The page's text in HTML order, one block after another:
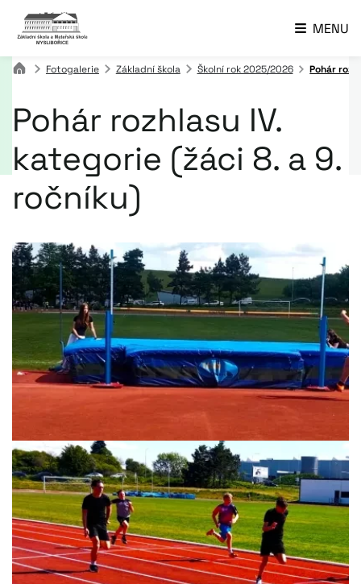
MENU
Fotogalerie Základní škola Školní rok 2025/2026 Pohár
Pohár rozhlasu IV.
kategorie (žáci 8. a 9.
ročníku)